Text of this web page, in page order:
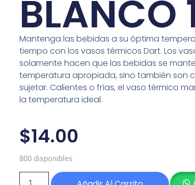
BLANCO
Mantenga las bebidas a su óptima
tiempo con los vasos térmicos Dart. Los
solamente hacen que las bebidas se
temperatura apropiada, sino también son
sujetar. Calientes o frías, el vaso térmico
la temperatura ideal.
$14.00
800 disponibles